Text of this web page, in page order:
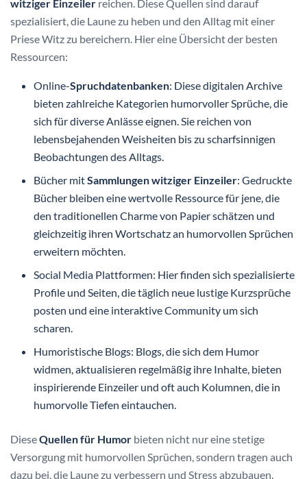
witziger Einzeiler reichen. Diese Quellen sind darauf
spezialisiert, die Laune zu heben und den Alltag mit einer
Priese Witz zu bereichern. Hier eine Übersicht der besten
Ressourcen:
Online-Spruchdatenbanken: Diese digitalen Archive
bieten zahlreiche Kategorien humorvoller Sprüche, die
sich für diverse Anlässe eignen. Sie reichen von
lebensbejahenden Weisheiten bis zu scharfsinnigen
Beobachtungen des Alltags.
Bücher mitSammlungen witziger Einzeiler: Gedruckte
Bücher bleiben eine wertvolle Ressource für jene, die
den traditionellen Charme von Papier schätzen und
gleichzeitig ihren Wortschatz an humorvollen Sprüchen
erweitern möchten.
Social Media Plattformen: Hier finden sich spezialisierte
Profile und Seiten, die täglich neue lustige Kurzsprüche
posten und eine interaktive Community um sich
scharen.
Humoristische Blogs: Blogs, die sich dem Humor
widmen, aktualisieren regelmäßig ihre Inhalte, bieten
inspirierende Einzeiler und oft auch Kolumnen, die in
humorvolle Tiefen eintauchen.
DieseQuellen für Humor bieten nicht nur eine stetige
Versorgung mit humorvollen Sprüchen, sondern tragen auch
dazu bei, die Laune zu verbessern und Stress abzubauen.